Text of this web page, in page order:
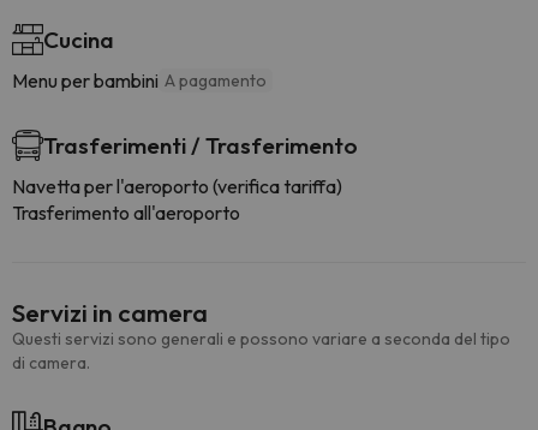
Cucina
Menu per bambini A pagamento
Trasferimenti / Trasferimento
Navetta per l'aeroporto (verifica tariffa)
Trasferimento all'aeroporto
Servizi in camera
Questi servizi sono generali e possono variare a seconda del tipo
di camera.